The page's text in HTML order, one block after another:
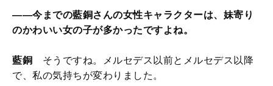
――今までの藍銅さんの女性キャラクターは、妹寄り
のかわいい女の子が多かったですよね。
藍銅
そうですね。メルセデス以前とメルセデス以降
で、私の気持ちが変わりました。